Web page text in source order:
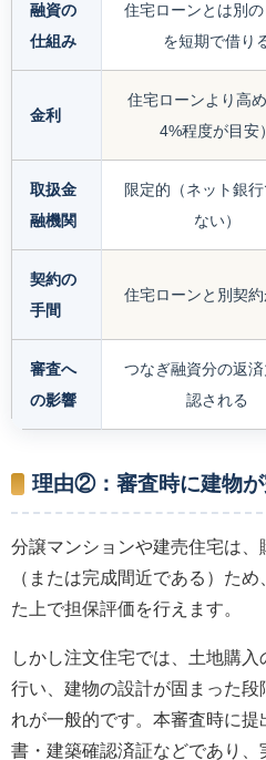
融資の
仕組み
住宅ローンとは別
を短期で借り
金利
住宅ローンより高
4%程度が目安）
取扱金
融機関
限定的（ネット銀
ない）
契約の
手間
住宅ローンと別契
審査へ
の影響
つなぎ融資分の返
認される
理由②：審査時に建物
分譲マンションや建売住宅は、
（または完成間近である）た
た上で担保評価を行えます。
しかし注文住宅では、土地購
行い、建物の設計が固まった
れが一般的です。本審査時に
書・建築確認済証などであり、